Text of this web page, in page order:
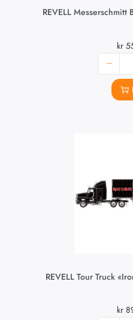
REVELL Messerschmitt
kr
REVELL Tour Truck
kr